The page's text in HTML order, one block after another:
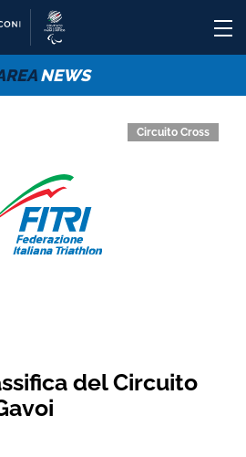
NEWS
Circuito Cross
del Circuito